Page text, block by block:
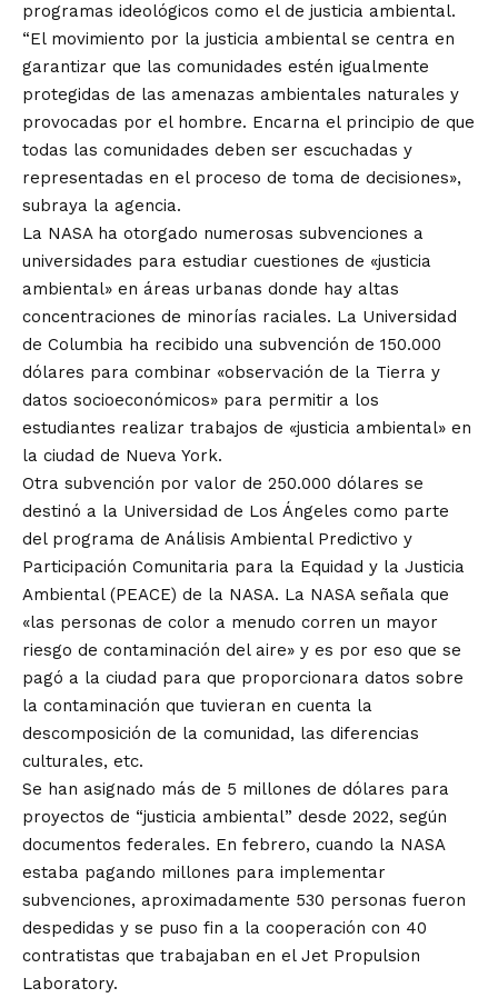
programas ideológicos como el de justicia ambiental.
“El movimiento por la justicia ambiental se centra en
garantizar que las comunidades estén igualmente
protegidas de las amenazas ambientales naturales y
provocadas por el hombre. Encarna el principio de que
todas las comunidades deben ser escuchadas y
representadas en el proceso de toma de decisiones»,
subraya la agencia.
La NASA ha otorgado numerosas subvenciones a
universidades para estudiar cuestiones de «justicia
ambiental» en áreas urbanas donde hay altas
concentraciones de minorías raciales. La Universidad
de Columbia ha recibido una subvención de 150.000
dólares para combinar «observación de la Tierra y
datos socioeconómicos» para permitir a los
estudiantes realizar trabajos de «justicia ambiental» en
la ciudad de Nueva York.
Otra subvención por valor de 250.000 dólares se
destinó a la Universidad de Los Ángeles como parte
del programa de Análisis Ambiental Predictivo y
Participación Comunitaria para la Equidad y la Justicia
Ambiental (PEACE) de la NASA. La NASA señala que
«las personas de color a menudo corren un mayor
riesgo de contaminación del aire» y es por eso que se
pagó a la ciudad para que proporcionara datos sobre
la contaminación que tuvieran en cuenta la
descomposición de la comunidad, las diferencias
culturales, etc.
Se han asignado más de 5 millones de dólares para
proyectos de “justicia ambiental” desde 2022, según
documentos federales. En febrero, cuando la NASA
estaba pagando millones para implementar
subvenciones, aproximadamente 530 personas fueron
despedidas y se puso fin a la cooperación con 40
contratistas que trabajaban en el Jet Propulsion
Laboratory.